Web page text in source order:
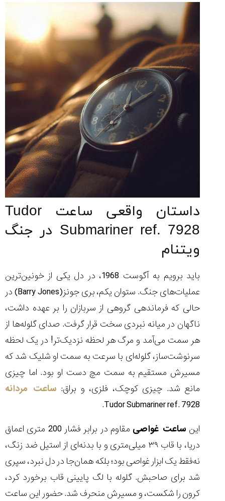
داستان واقعی ساعت Tudor
Submariner ref. 7928 در جنگ
ویتنام
باید برویم به آگوست 1968، در دل یکی از خونین‌ترین
عملیات‌های جنگ. ستوان یکم، بری جونز(Barry Jones) در
حالی که فرماندهی گروهی از سربازان را بر عهده داشت،
ناگهان در میانه نبردی سخت قرار گرفت. صدای گلوله‌ها از
هر سمت می‌آمد و مرگ هر لحظه نزدیک‌تر! در یک لحظه
سرنوشت‌ساز، گلوله‌ای با سرعت به سمت او شلیک شد که
مسیرش مستقیم به سمت مچ دست او بود. اما چیزی
مانع شد. چیزی کوچک، فلزی، و براق: ساعت مردانه
Tudor Submariner ref. 7928.
این ساعت غواصی
مقاوم در برابر فشار 200 متری اعماق
دریا، با قاب ۳۹ میلی‌متری و با بدنه‌ای از استیل ضد زنگ،
نه‌فقط یک ابزار غواصی بود؛ بلکه همان‌جا در دل نبرد، سپری
شد برای صاحبش. گلوله با لگ پایینی قاب برخورد کرد،
کرون را شکست، و مسیرش منحرف شد. حضور این ساعت